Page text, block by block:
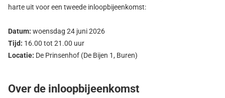
harte uit voor een tweede inloopbijeenkomst:
Datum: woensdag 24 juni 2026
Tijd: 16.00 tot 21.00 uur
Locatie: De Prinsenhof (De Bijen 1, Buren)
Over de inloopbijeenkomst